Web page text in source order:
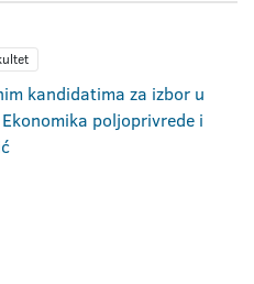
kandidatima za izbor u
poljoprivrede i